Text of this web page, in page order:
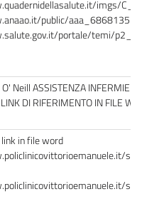
imgs/
public/
portale/temi/
O' Neill ASSISTENZA
DI RIFERIMENTO IN FILE
in file word